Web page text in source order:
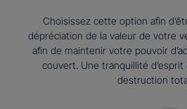
Choisissez cette option afin
dépréciation de la valeur de votre
afin de maintenir votre pouvoir
couvert. Une tranquillité
destruction